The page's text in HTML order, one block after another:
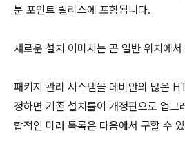
분 포인트 릴리스에 포함됩니다.
새로운 설치 이미지는 곧 일반 위치에
패키지 관리 시스템을 데비안의 많은
정하면 기존 설치를이 개정판으로 업그
합적인 미러 목록은 다음에서 구할 수